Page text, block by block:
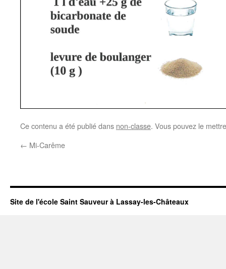
Ce contenu a été publié dans non-classe. Vous pouvez le
← Mi-Carême
Site de l'école Saint Sauveur à Lassay-les-Châteaux